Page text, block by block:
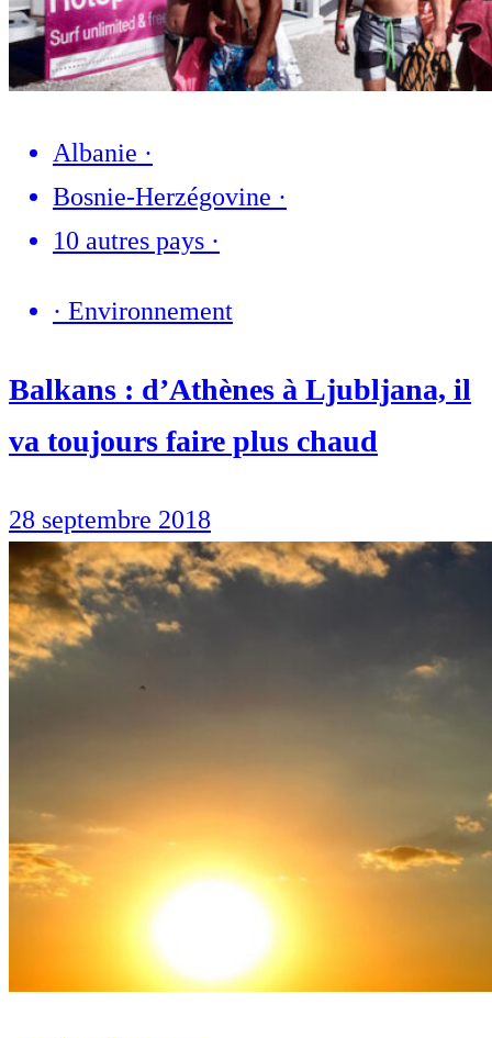
Albanie ·
Bosnie-Herzégovine ·
10 autres pays ·
· Environnement
Balkans : d’Athènes à Ljubljana, il
va toujours faire plus chaud
28 septembre 2018